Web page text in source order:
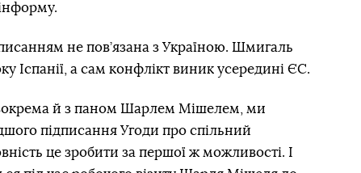
не пов’язана з Україною. Шмигаль
Іспанії, а сам конфлікт виник усередині ЄС.
зокрема й з паном Шарлем Мішелем, ми
підписання Угоди про спільний
це зробити за першої ж можливості. І